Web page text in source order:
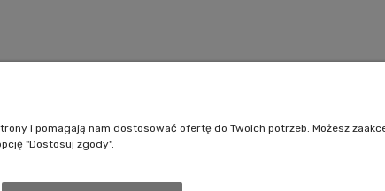
Jak kupować?
Polityka prywatności
Logowanie
i pomagają nam dostosować ofertę do Twoich potrzeb. Możesz
"Dostosuj zgody".